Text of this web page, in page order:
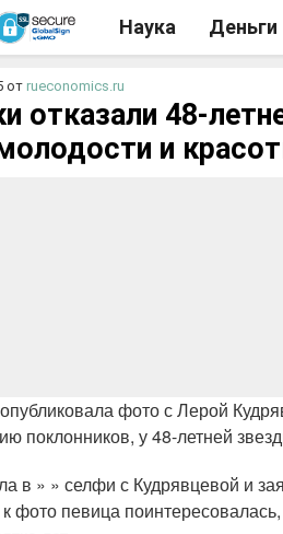
Наука Деньги
от rueconomics.ru
отказали 48-
и
фото с Лерой
поклонников, у 48-летней
в » » селфи с Кудрявцевой и
фото певица